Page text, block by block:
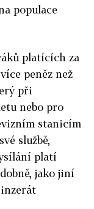
populace
platících za
peněz než
při
nebo pro
stanicím
službě,
platí
jako jiní